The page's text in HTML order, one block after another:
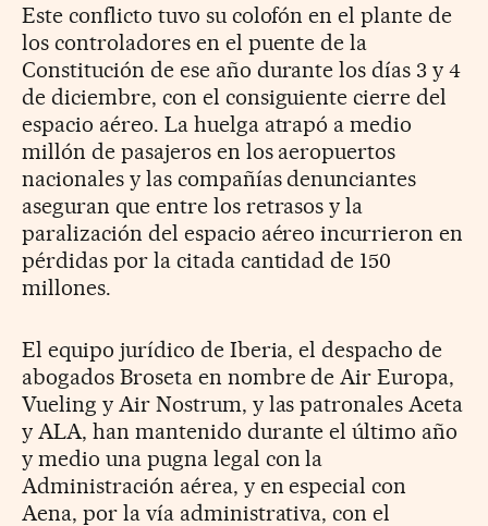
Este conflicto tuvo su colofón en el plante de
los controladores en el puente de la
Constitución de ese año durante los días 3 y 4
de diciembre, con el consiguiente cierre del
espacio aéreo. La huelga atrapó a medio
millón de pasajeros en los aeropuertos
nacionales y las compañías denunciantes
aseguran que entre los retrasos y la
paralización del espacio aéreo incurrieron en
pérdidas por la citada cantidad de 150
millones.
El equipo jurídico de Iberia, el despacho de
abogados Broseta en nombre de Air Europa,
Vueling y Air Nostrum, y las patronales Aceta
y ALA, han mantenido durante el último año
y medio una pugna legal con la
Administración aérea, y en especial con
Aena, por la vía administrativa, con el